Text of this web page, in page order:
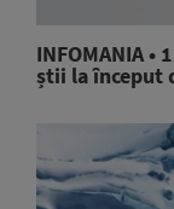
INFOMANIA
știi la început